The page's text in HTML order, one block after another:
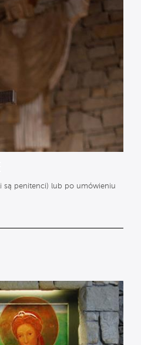
są penitenci) lub po umówieniu